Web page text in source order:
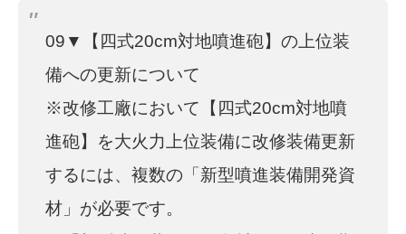
09▼【四式20cm対地噴進砲】の上位装
備への更新について
※改修工廠において【四式20cm対地噴
進砲】を大火力上位装備に改修装備更新
するには、複数の「新型噴進装備開発資
材」が必要です。